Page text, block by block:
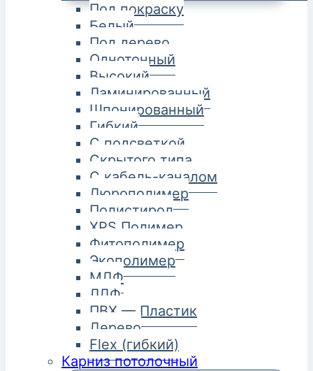
Под покраску
Белый
Под дерево
Однотонный
Высокий
Ламинированный
Шпонированный
Гибкий
С подсветкой
Скрытого типа
С кабель-каналом
Дюрополимер
Полистирол
XPS Полимер
Фитополимер
Экополимер
МДФ
ЛДФ
ПВХ — Пластик
Дерево
Flex (гибкий)
Карниз потолочный